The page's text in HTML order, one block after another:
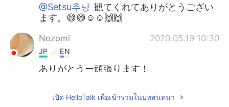
@Setsu추냥 観てくれてありがとうござい
ます。😅😅☺☺🙌🙌
Nozomi 2020.05.19 10:30
JP EN
ありがとうー頑張ります！
JP
เปิด HelloTalk เพื่อเข้าร่วมในบทสนทนา